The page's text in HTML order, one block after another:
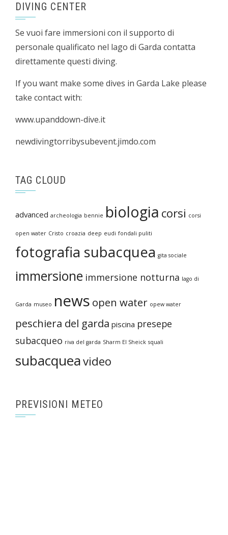
DIVING CENTER
Se vuoi fare immersioni con il supporto di
personale qualificato nel lago di Garda contatta
direttamente questi diving.
If you want make some dives in Garda Lake please
take contact with:
www.upanddown-dive.it
newdivingtorribysubevent.jimdo.com
TAG CLOUD
advanced archeologia bennie biologia corsi corsi
open water Cristo croazia deep eudi fondali puliti
fotografia subacquea gita sociale
immersione immersione notturna lago di
Garda museo news open water opew water
peschiera del garda piscina presepe
subacqueo riva del garda Sharm El Sheick squali
subacqueavideo
PREVISIONI METEO